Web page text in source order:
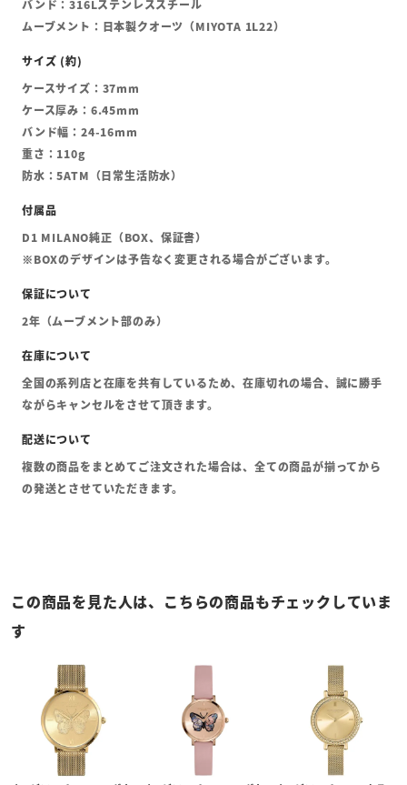
バンド：316Lステンレススチール
ムーブメント：日本製クオーツ（MIYOTA 1L22）
ケースサイズ：37mm
ケース厚み：6.45mm
バンド幅：24-16mm
重さ：110g
防水：5ATM（日常生活防水）
D1 MILANO純正（BOX、保証書）
※BOXのデザインは予告なく変更される場合がございます。
2年（ムーブメント部のみ）
全国の系列店と在庫を共有しているため、在庫切れの場合、誠に勝手
ながらキャンセルをさせて頂きます。
複数の商品をまとめてご注文された場合は、全ての商品が揃ってから
の発送とさせていただきます。
この商品を見た人は、こちらの商品もチェックしていま
す